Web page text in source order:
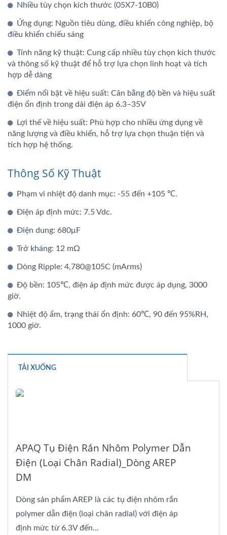
Nhiều tùy chọn kích thước (05X7-10B0)
Ứng dụng: Nguồn tiêu dùng, điều khiển công nghiệp, bộ
điều khiển chiếu sáng
Tính năng kỹ thuật: Cung cấp nhiều tùy chọn kích thước
và thông số kỹ thuật để hỗ trợ lựa chọn linh hoạt và tích
hợp dễ dàng
Điểm nổi bật về hiệu suất: Cân bằng độ bền và hiệu suất
điện ổn định trong dải điện áp 6.3–35V
Lợi thế về hiệu suất: Phù hợp cho nhiều ứng dụng về
năng lượng và điều khiển, hỗ trợ lựa chọn thuận tiện và
tích hợp hệ thống.
Thông Số Kỹ Thuật
Phạm vi nhiệt độ danh mục: -55 đến +105 ℃.
Điện áp định mức: 7.5 Vdc.
Điện dung: 680μF
Trở kháng: 12 mΩ
Dòng Ripple: 4,780@105C (mArms)
Độ bền: 105℃, điện áp định mức được áp dụng, 3000
giờ.
Nhiệt độ ẩm, trạng thái ổn định: 60℃, 90 đến 95%RH,
1000 giờ.
TẢI XUỐNG
APAQ Tụ Điện Rắn Nhôm Polymer Dẫn
Điện (loại Chân Radial)_Dòng AREP
DM
Dòng sản phẩm AREP là các tụ điện nhôm rắn
polymer dẫn điện (loại chân radial) với điện áp
định mức từ 6.3V đến...